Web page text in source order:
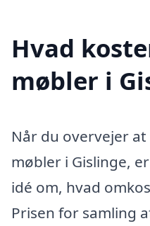
Hvad
møbler i
Når du overvejer
møbler i Gislinge,
idé om, hvad
Prisen for samling